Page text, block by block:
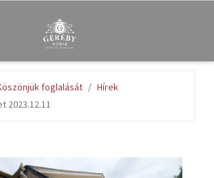
foglalását
Hírek
2023.12.11